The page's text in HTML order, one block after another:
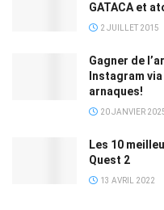
GATACA et
2 JUILLET 2015
Gagner de
Instagram
arnaques!
20 JANVIER
Les 10
Quest 2
13 AVRIL 2022